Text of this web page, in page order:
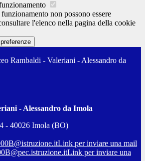
non possono essere
l'elenco nella pagina della cookie
Rambaldi - Valeriani - Alessandro da
- Alessandro da Imola
- 40026 Imola (BO)
Link per inviare una mail
Link per inviare una